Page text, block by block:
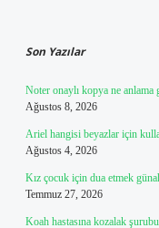
Son Yazılar
Noter onaylı kopya ne anlama
Ağustos 8, 2026
Ariel hangisi beyazlar için
Ağustos 4, 2026
Kız çocuk için dua etmek
Temmuz 27, 2026
Koah hastasına kozalak